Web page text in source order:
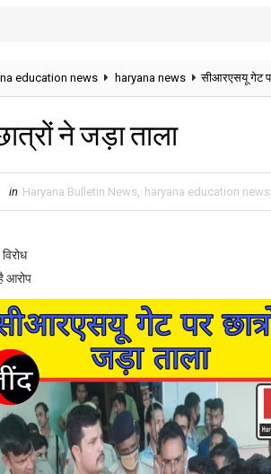
education news haryana news सीआरएसयू गेट
ने जड़ा ताला
in Haryana Bulletin News, haryana education news
आरोप